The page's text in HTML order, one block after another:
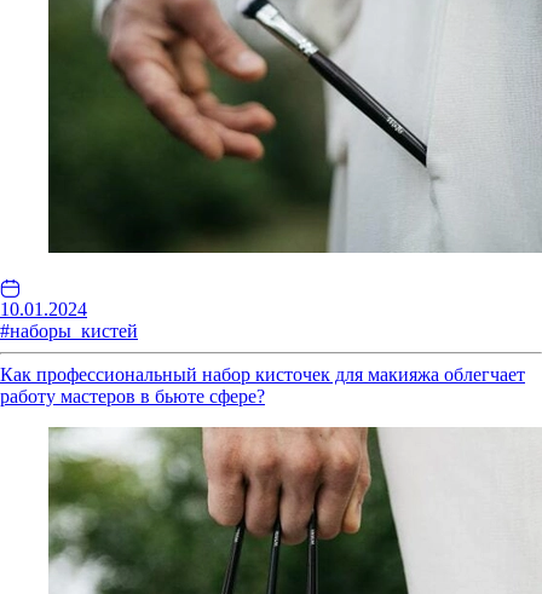
10.01.2024
#наборы_кистей
Как профессиональный набор кисточек для макияжа облегчает
работу мастеров в бьюте сфере?